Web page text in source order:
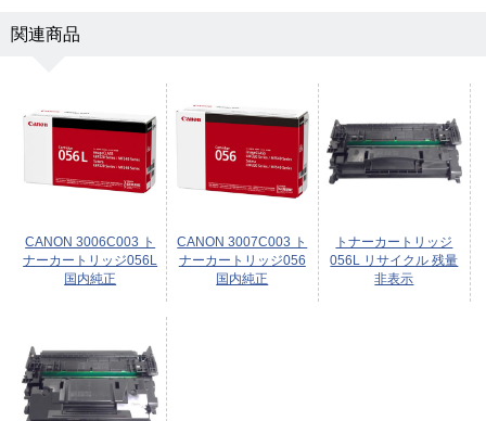
関連商品
CANON 3006C003 ト
ナーカートリッジ056L
国内純正
CANON 3007C003 ト
ナーカートリッジ056
国内純正
トナーカートリッジ
056L リサイクル 残量
非表示